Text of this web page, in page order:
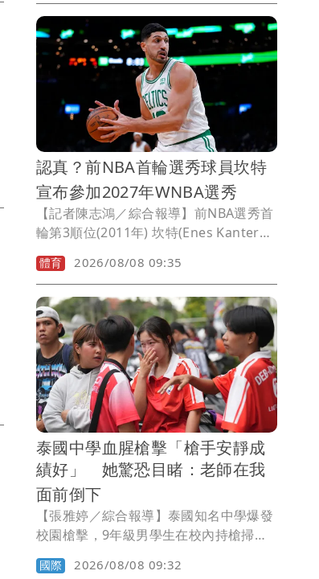
開放「不限次數文字聊天」，不再因達到
使用上限而自動切換至能力較低的模型；
同時，免費版與Go方案的預設模型也將
從GPT-5.5 Instant升級為GPT-5.6
Luna。
認真？前NBA首輪選秀球員坎特
宣布參加2027年WNBA選秀
【記者陳志鴻／綜合報導】前NBA選秀首
輪第3順位(2011年) 坎特(Enes Kanter
Freedom)，一直以來都堅決反對詹姆士
(LeBron James)、中國共產黨和Nike，
並積極參與政治活動，他認為正是這些活
動導致他被NBA封殺，如今，他正式宣布
自己將參加2027年WNBA選秀，「沒錯，
我是認真的。」
體育 2026/08/08 09:35
泰國中學血腥槍擊「槍手安靜成
績好」 她驚恐目睹：老師在我
面前倒下
【張雅婷／綜合報導】泰國知名中學爆發
校園槍擊，9年級男學生在校內持槍掃
射，殺害7人後自戕，另有超過30人受
傷，震驚各界。媒體披露，男學生在校成
國際 2026/08/08 09:32